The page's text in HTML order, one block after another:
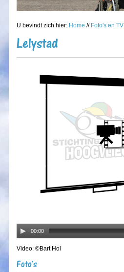
U bevindt zich hier: Home // Foto's en TV
Lelystad
00:00
Video: ©Bart Hol
Foto's